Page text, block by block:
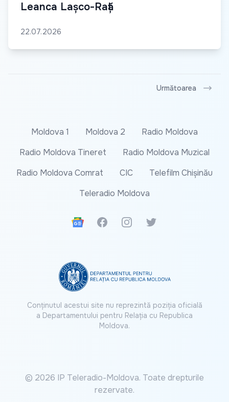
Leanca Lașco-Rață
22.07.2026
Următoarea
Moldova 1 Moldova 2
Radio Moldova
Radio Moldova Tineret
Radio Moldova Muzical
Radio Moldova Comrat
CIC
Telefilm Chișinău
Teleradio Moldova
Google News
FacebookInstagramTwitter
Conținutul acestui site nu reprezintă poziția oficială
a Departamentului pentru Relația cu Republica
Moldova.
© 2026 IP Teleradio-Moldova. Toate drepturile
rezervate.